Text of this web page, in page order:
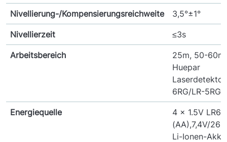
Nivellierung-/Kompensierungsreichweite 3,5°±1°
Nivellierzeit ≤3s
Arbeitsbereich
25m, 50-
Huepar
6RG/LR-5RG
Energiequelle
4 × 1.5V LR6
(AA),7,4V/
Li-Ionen-Akku